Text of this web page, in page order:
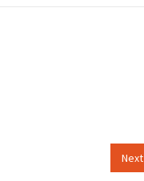
Next